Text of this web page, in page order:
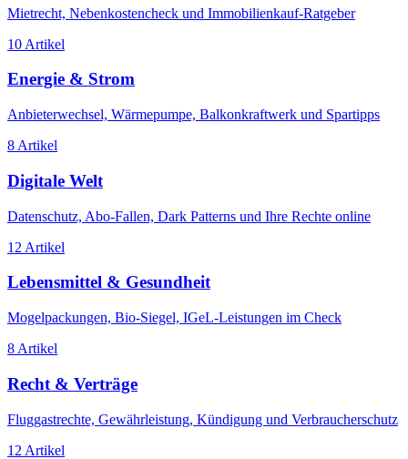
Mietrecht, Nebenkostencheck und Immobilienkauf-Ratgeber
10 Artikel
Energie & Strom
Anbieterwechsel, Wärmepumpe, Balkonkraftwerk und Spartipps
8 Artikel
Digitale Welt
Datenschutz, Abo-Fallen, Dark Patterns und Ihre Rechte online
12 Artikel
Lebensmittel & Gesundheit
Mogelpackungen, Bio-Siegel, IGeL-Leistungen im Check
8 Artikel
Recht & Verträge
Fluggastrechte, Gewährleistung, Kündigung und Verbraucherschutz
12 Artikel